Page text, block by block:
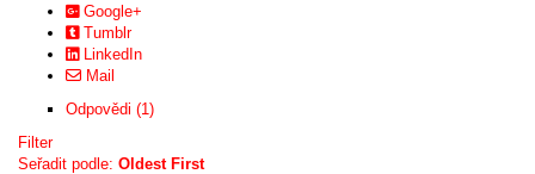
Google+
Tumblr
LinkedIn
Mail
Odpovědi (1)
Filter
Seřadit podle: Oldest First